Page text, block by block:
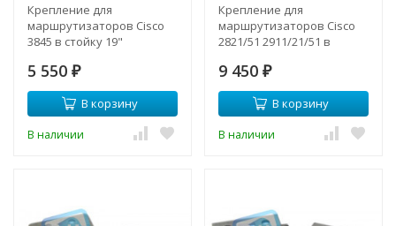
Крепление для
маршрутизаторов Cisco
3845 в стойку 19"
5 550 ₽
В корзину
В наличии
Крепление для
маршрутизаторов Cisco
2821/51 2911/21/51 в
9 450 ₽
В корзину
В наличии